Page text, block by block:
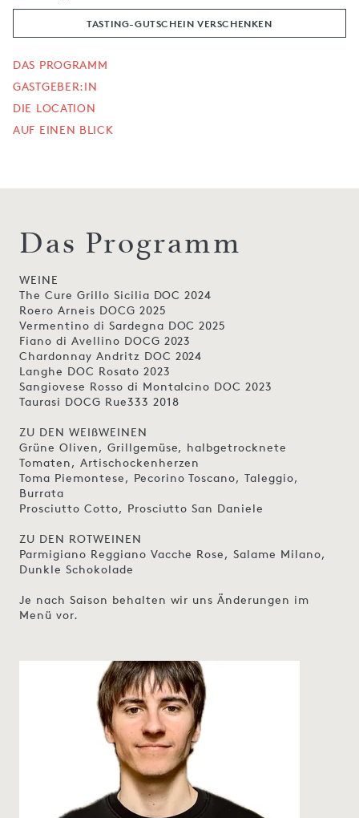
TASTING-GUTSCHEIN VERSCHENKEN
DAS PROGRAMM
GASTGEBER:IN
DIE LOCATION
AUF EINEN BLICK
Das Programm
WEINE
The Cure Grillo Sicilia DOC 2024
Roero Arneis DOCG 2025
Vermentino di Sardegna DOC 2025
Fiano di Avellino DOCG 2023
Chardonnay Andritz DOC 2024
Langhe DOC Rosato 2023
Sangiovese Rosso di Montalcino DOC 2023
Taurasi DOCG Rue333 2018
ZU DEN WEIßWEINEN
Grüne Oliven, Grillgemüse, halbgetrocknete
Tomaten, Artischockenherzen
Toma Piemontese, Pecorino Toscano, Taleggio,
Burrata
Prosciutto Cotto, Prosciutto San Daniele
ZU DEN ROTWEINEN
Parmigiano Reggiano Vacche Rose, Salame Milano,
Dunkle Schokolade
Je nach Saison behalten wir uns Änderungen im
Menü vor.